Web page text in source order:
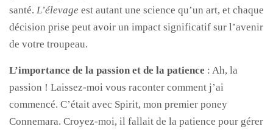
santé. L’élevage est autant une science qu’un art, et chaque
décision prise peut avoir un impact significatif sur l’avenir
de votre troupeau.
L’importance de la passion et de la patience : Ah, la
passion ! Laissez-moi vous raconter comment j’ai
commencé. C’était avec Spirit, mon premier poney
Connemara. Croyez-moi, il fallait de la patience pour gérer